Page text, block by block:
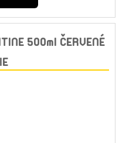
500ml ČERVENÉ